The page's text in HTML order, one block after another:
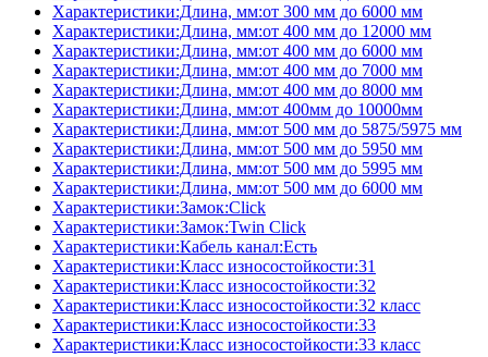
Характеристики:Длина, мм:от 300 мм до 6000 мм
Характеристики:Длина, мм:от 400 мм до 12000 мм
Характеристики:Длина, мм:от 400 мм до 6000 мм
Характеристики:Длина, мм:от 400 мм до 7000 мм
Характеристики:Длина, мм:от 400 мм до 8000 мм
Характеристики:Длина, мм:от 400мм до 10000мм
Характеристики:Длина, мм:от 500 мм до 5875/5975 мм
Характеристики:Длина, мм:от 500 мм до 5950 мм
Характеристики:Длина, мм:от 500 мм до 5995 мм
Характеристики:Длина, мм:от 500 мм до 6000 мм
Характеристики:Замок:Click
Характеристики:Замок:Twin Click
Характеристики:Кабель канал:Есть
Характеристики:Класс износостойкости:31
Характеристики:Класс износостойкости:32
Характеристики:Класс износостойкости:32 класс
Характеристики:Класс износостойкости:33
Характеристики:Класс износостойкости:33 класс